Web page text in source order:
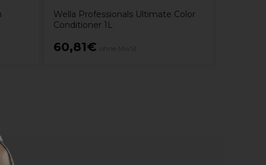
Wella Professionals Ultimate Color
Conditioner 1L
60,81€